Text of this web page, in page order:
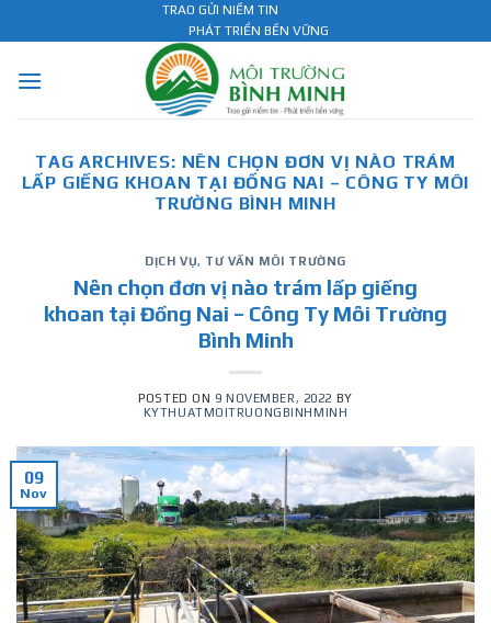
to
TRAO GỬI NIỀM TIN
PHÁT TRIỂN BỀN VỮNG
TAG ARCHIVES: NÊN CHỌN ĐƠN VỊ NÀO TRÁM
LẤP GIẾNG KHOAN TẠI ĐỒNG NAI – CÔNG TY MÔI
TRƯỜNG BÌNH MINH
DỊCH VỤ, TƯ VẤN MÔI TRƯỜNG
Nên chọn đơn vị nào trám lấp giếng
khoan tại Đồng Nai – Công Ty Môi Trường
Bình Minh
POSTED ON 9 NOVEMBER, 2022 BY
KYTHUATMOITRUONGBINHMINH
09
Nov